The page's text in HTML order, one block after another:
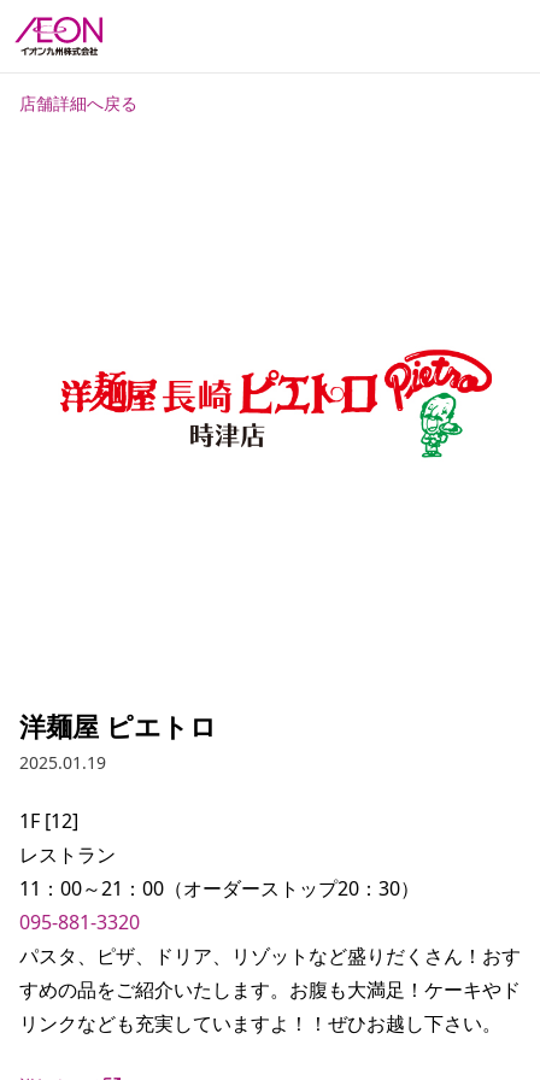
店舗詳細へ戻る
洋麺屋 ピエトロ
2025.01.19
1F [12]
レストラン
095-881-3320
パスタ、ピザ、ドリア、リゾットなど盛りだくさん！おす
すめの品をご紹介いたします。お腹も大満足！ケーキやド
リンクなども充実していますよ！！ぜひお越し下さい。